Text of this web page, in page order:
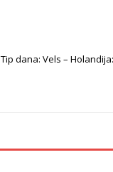
Tip dana: Vels –